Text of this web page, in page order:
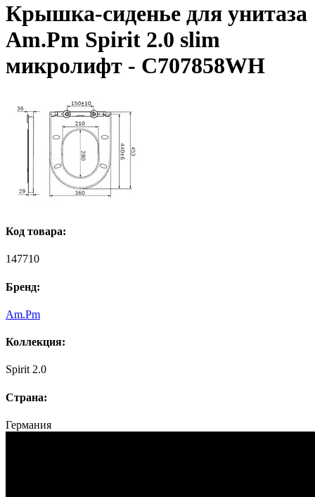
Крышка-сиденье для унитаза
Am.Pm Spirit 2.0 slim
микролифт - C707858WH
Код товара:
147710
Бренд:
Am.Pm
Коллекция:
Spirit 2.0
Страна:
Германия